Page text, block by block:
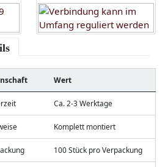
Wert
Ca. 2-3 Werktage
Komplett montiert
100 Stück pro Verpackung